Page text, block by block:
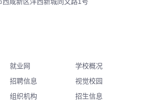
西咸新区沣西新城同文路1号
就业网
学校概况
招聘信息
视觉校园
组织机构 招生信息